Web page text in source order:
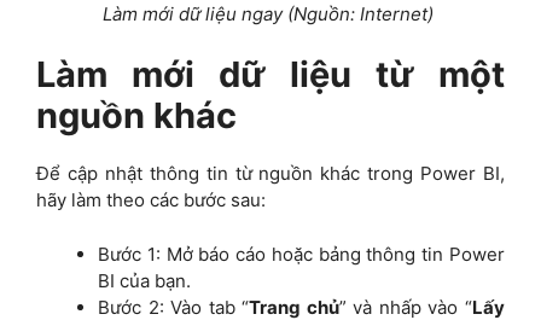
Làm mới dữ liệu ngay (Nguồn: Internet)
Làm mới dữ liệu từ một
nguồn khác
Để cập nhật thông tin từ nguồn khác trong Power BI,
hãy làm theo các bước sau:
Bước 1: Mở báo cáo hoặc bảng thông tin Power
BI của bạn.
Bước 2: Vào tab “Trang chủ” và nhấp vào “Lấy